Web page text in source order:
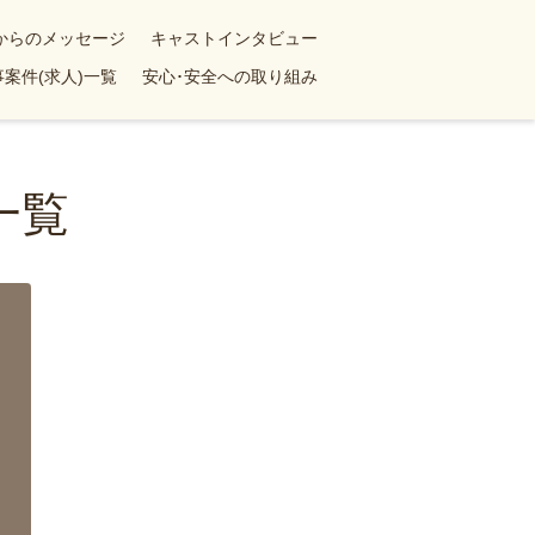
らのメッセージ
キャストインタビュー
案件(求人)一覧 安心･安全への取り組み
覧